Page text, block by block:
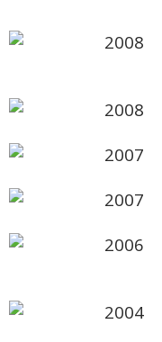
2008
2008
2007
2007
2006
2004